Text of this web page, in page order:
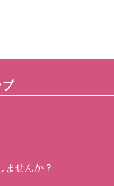
プ
ませんか？